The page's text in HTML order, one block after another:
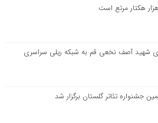
شهید آصف نخعی قم به شبکه ریلی سراسری
جشنواره تئاتر گلستان برگزار شد